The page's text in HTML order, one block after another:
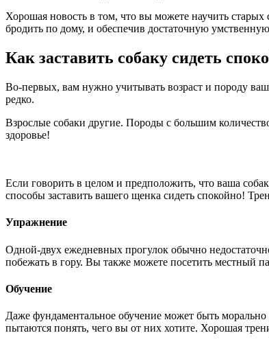
Хорошая новость в том, что вы можете научить
бродить по дому, и обеспечив достаточную
Как заставить собаку сидеть
Во-первых, вам нужно учитывать возраст и породу
редко.
Взрослые собаки другие. Породы с большим
здоровье!
Если говорить в целом и предположить, что ваша
способы заставить вашего щенка сидеть спокойно!
Упражнение
Одной-двух ежедневных прогулок обычно
побежать в гору. Вы также можете посетить местный
Обучение
Даже фундаментальное обучение может быть
пытаются понять, чего вы от них хотите. Хорошая